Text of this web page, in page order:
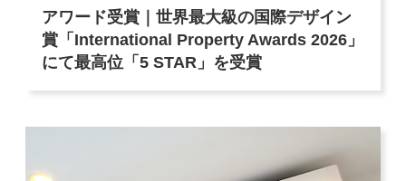
アワード受賞｜世界最大級の国際デザイン
賞「International Property Awards 2026」
にて最高位「5 STAR」を受賞